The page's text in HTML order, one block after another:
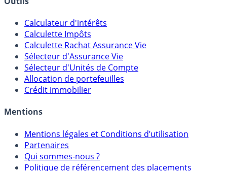
Calculateur d'intérêts
Calculette Impôts
Calculette Rachat Assurance Vie
Sélecteur d'Assurance Vie
Sélecteur d'Unités de Compte
Allocation de portefeuilles
Mentions légales et Conditions d’utilisation
Partenaires